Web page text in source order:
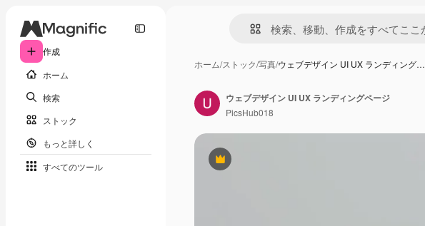
作成
ホーム
検索
ストック
もっと詳しく
すべてのツール
ホーム/ストック/写真/ウェブデザイン UI UX ランディング…
Premium
ウェブデザイン UI UX ランディングページ
PicsHub018